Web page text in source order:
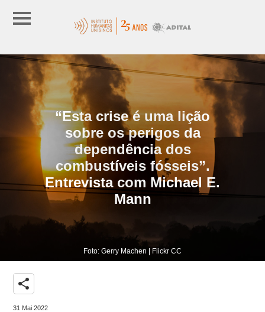
“Esta crise é uma lição
sobre os perigos da
dependência dos
combustíveis fósseis”.
Entrevista com Michael E.
Mann
Foto: Gerry Machen | Flickr CC
share
31 Mai 2022